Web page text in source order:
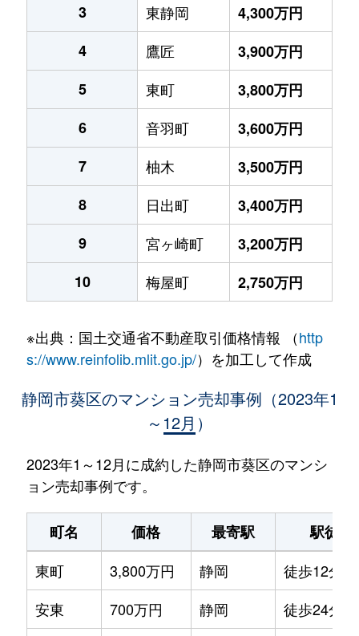
3
東静岡
4,300万円
4
鷹匠
3,900万円
5
東町
3,800万円
6
音羽町
3,600万円
7
柚木
3,500万円
8
日出町
3,400万円
9
宮ヶ崎町
3,200万円
10
梅屋町 2,750万円
※出典：国土交通省不動産取引価格情報 （http
s://www.reinfolib.mlit.go.jp/）を加工して作成
静岡市葵区のマンション売却事例（2023年1
～12月）
2023年1～12月に成約した静岡市葵区のマンシ
ョン売却事例です。
町名 価格 最寄駅
駅徒歩
東町
3,800万円 静岡
徒歩12分
安東
700万円 静岡
徒歩24分